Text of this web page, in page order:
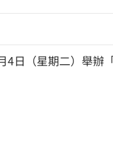
日（星期二）舉辦